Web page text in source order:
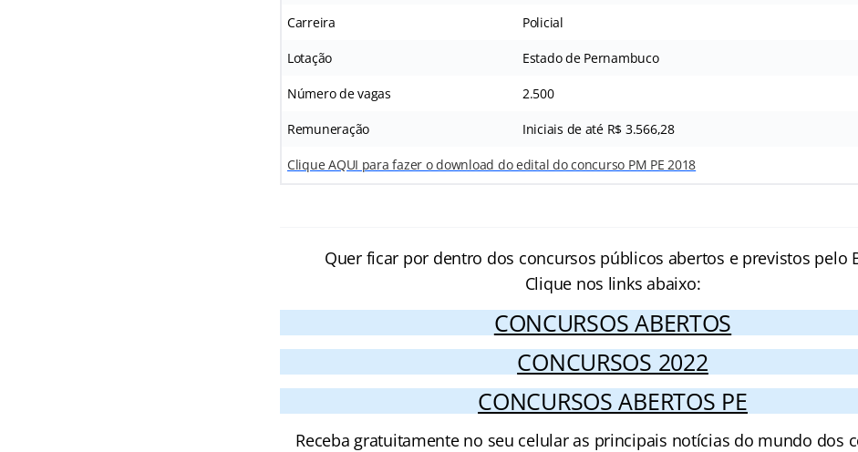
Carreira Policial
Lotação Estado de Pernambuco
Número de vagas 2.500
Remuneração Iniciais de até R$ 3.566,28
Clique AQUI para fazer o download do edital do concurso PM PE 2018
Quer ficar por dentro dos concursos públicos abertos e previstos pelo
Clique nos links abaixo:
CONCURSOS ABERTOS
CONCURSOS 2022
CONCURSOS ABERTOS PE
Receba gratuitamente no seu celular as principais notícias do mundo dos